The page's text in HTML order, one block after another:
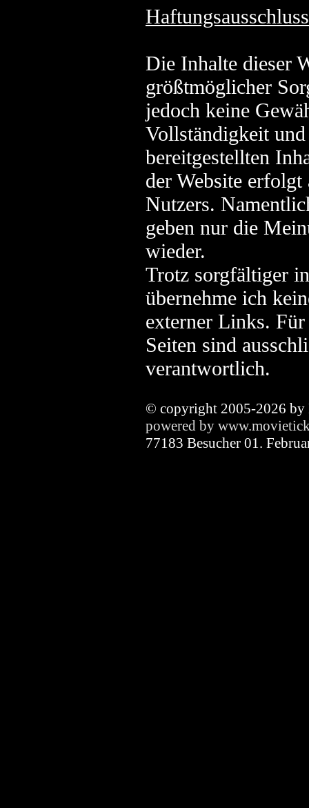
Die Inhalte dieser
größtmöglicher
jedoch keine
Vollständigkeit
bereitgestellten
der Website erfolgt
Nutzers.
geben nur die
wieder.
Trotz sorgfältiger
übernehme ich
externer Links.
Seiten sind
verantwortlich.
© copyright 2005-2026 by
powered by
77183 Besucher 01.